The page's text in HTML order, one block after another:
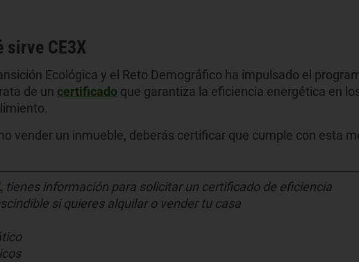
sirve CE3X
Ecológica y el Reto Demográfico ha impulsado el
de un certificado que garantiza la eficiencia energética en
vender un inmueble, deberás certificar que cumple con esta
tienes información para solicitar un certificado de eficiencia
si quieres alquilar o vender tu casa